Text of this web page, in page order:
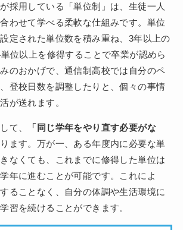
採用している「単位制」は、生徒一人
わせて学べる柔軟な仕組みです。単位
定された単位数を積み重ね、3年以上の
位以上を修得することで卒業が認めら
のおかげで、通信制高校では自分のペ
登校日数を調整したりと、個々の事情
が送れます。
て、
「同じ学年をやり直す必要がな
ます。万が一、ある年度内に必要な単
なくても、これまでに修得した単位は
年に進むことが可能です。これによ
ることなく、自分の体調や生活環境に
習を続けることができます。